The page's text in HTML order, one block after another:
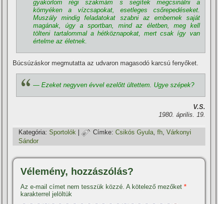
gyakorlom régi szakmám s segí­tek megcsinálni a
környéken a ví­zcsapokat, esetleges csőrepedéseket.
Muszály mindig feladatokat szabni az embernek saját
magának, úgy a sportban, mind az életben, meg kell
tölteni tartalommal a hétköznapokat, mert csak í­gy van
értelme az életnek.
Búcsúzáskor megmutatta az udvaron magasodó karcsú fenyőket.
— Ezeket negyven évvel ezelőtt ültettem. Ugye szépek?
V.S.
1980. április. 19.
Kategória: Sportolók | Címke: Csikós Gyula,fh,Várkonyi
Sándor
Vélemény, hozzászólás?
Az e-mail címet nem tesszük közzé. A kötelező mezőket*
karakterrel jelöltük